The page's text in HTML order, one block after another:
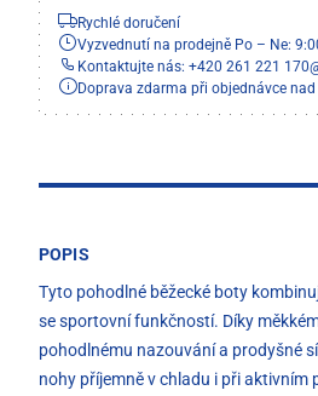
Rychlé doručení
Vyzvednutí na prodejně Po – Ne:
Kontaktujte nás: +420 261 221 170
Doprava zdarma při objednávce
POPIS
Tyto pohodlné běžecké boty
se sportovní funkčností. Díky
pohodlnému nazouvání a prodyšné
nohy příjemně v chladu i při aktivním